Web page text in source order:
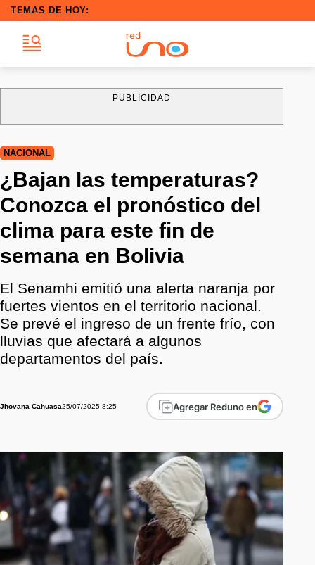
TEMAS DE HOY:
PUBLICIDAD
NACIONAL
¿Bajan las temperaturas?
Conozca el pronóstico del
clima para este fin de
semana en Bolivia
El Senamhi emitió una alerta naranja por
fuertes vientos en el territorio nacional.
Se prevé el ingreso de un frente frío, con
lluvias que afectará a algunos
departamentos del país.
Jhovana Cahuasa25/07/2025 8:25 Agregar Reduno en